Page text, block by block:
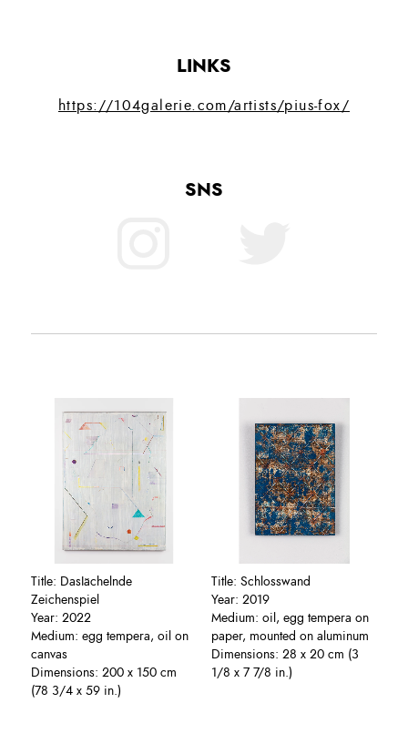
LINKS
https://104galerie.com/artists/pius-fox/
SNS
Title: DasIächelnde
Zeichenspiel
Year: 2022
Medium: egg tempera, oil on
canvas
Dimensions: 200 x 150 cm
(78 3/4 x 59 in.)
Title: Schlosswand
Year: 2019
Medium: oil, egg tempera on
paper, mounted on aluminum
Dimensions: 28 x 20 cm (3
1/8 x 7 7/8 in.)